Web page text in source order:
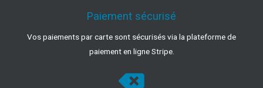
Paiement sécurisé
Vos paiements par carte sont sécurisés via la plateforme de
paiement en ligne Stripe.